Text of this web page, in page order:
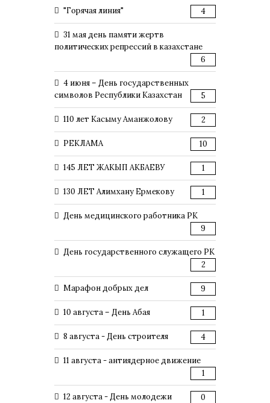
"Горячая линия" 4
31 мая день памяти жертв
политических репрессий в казахстане
6
4 июня – День государственных
символов Республики Казахстан
5
110 лет Касыму Аманжолову 2
РЕКЛАМА 10
145 ЛЕТ ЖАКЫП АКБАЕВУ 1
130 ЛЕТ Алимхану Ермекову 1
День медицинского работника РК
9
День государственного служащего РК
2
Марафон добрых дел 9
10 августа – День Абая 1
8 августа - День строителя 4
11 августа - антиядерное движение
1
12 августа - День молодежи 0